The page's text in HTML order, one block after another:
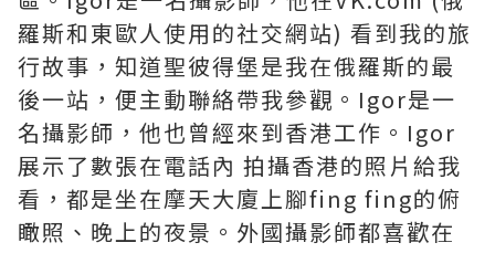
羅斯和東歐人使用的社交網站) 看到我的旅
行故事，知道聖彼得堡是我在俄羅斯的最
後一站，便主動聯絡帶我參觀。Igor是一
名攝影師，他也曾經來到香港工作。Igor
展示了數張在電話內 拍攝香港的照片給我
看，都是坐在摩天大廈上腳fing fing的俯
瞰照、晚上的夜景。外國攝影師都喜歡在